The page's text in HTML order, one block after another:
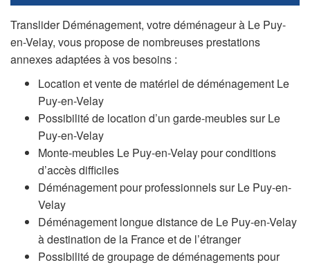
Translider Déménagement, votre déménageur à Le Puy-
en-Velay, vous propose de nombreuses prestations
annexes adaptées à vos besoins :
Location et vente de matériel de déménagement Le
Puy-en-Velay
Possibilité de location d’un garde-meubles sur Le
Puy-en-Velay
Monte-meubles Le Puy-en-Velay pour conditions
d’accès difficiles
Déménagement pour professionnels sur Le Puy-en-
Velay
Déménagement longue distance de Le Puy-en-Velay
à destination de la France et de l’étranger
Possibilité de groupage de déménagements pour